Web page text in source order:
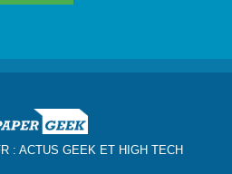
: ACTUS GEEK ET HIGH TECH